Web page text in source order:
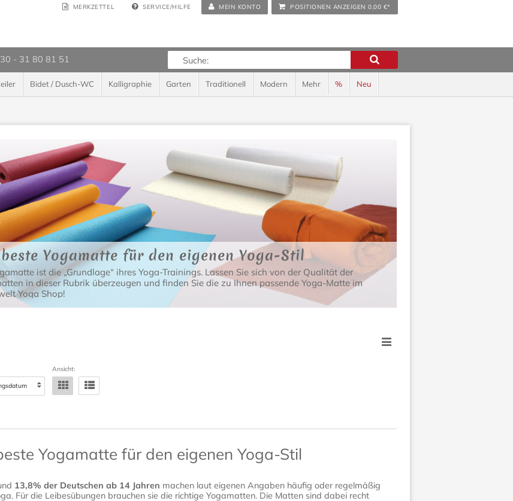
MERKZETTEL SERVICE/HILFE MEIN KONTO POSITIONEN ANZEIGEN 0,00 €*
- 31 80 81 51
Bidet / Dusch-WC Kalligraphie Garten Traditionell Modern Mehr % Neu
Yogamatte für den eigenen Yoga-Stil
ist die „Grundlage“ ihres Yoga-Trainings. Lassen Sie sich von der Qualität der
in dieser Rubrik überzeugen und finden Sie die zu Ihnen passende Yoga-Matte im
Yoga Shop!
Ansicht:
Yogamatte für den eigenen Yoga-Stil
13,8% der Deutschen ab 14 Jahren machen laut eigenen Angaben häufig oder regelmäßig
Für die Leibesübungen brauchen sie die richtige Yogamatten. Die Matten sind dabei recht